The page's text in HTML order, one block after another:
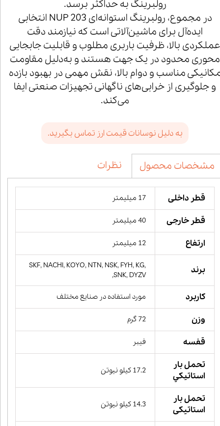
رولبرینگ به حداکثر برسد.
در مجموع، رولبرینگ استوانه‌ای NUP 203 انتخابی
ایده‌آل برای ماشین‌آلاتی است که نیازمند دقت
عملکردی بالا، ظرفیت باربری مطلوب و قابلیت جابجایی
محوری محدود در یک جهت هستند و به‌دلیل مقاومت
مناسب و دوام بالا، نقش مهمی در بهبود بازده
و جلوگیری از خرابی‌های ناگهانی تجهیزات صنعتی ایفا
می‌کند.
به دلیل نوسانات قیمت ارز تماس بگیرید.
مشخصات محصول نظرات
قطر داخلی 17 میلیمتر
قطر خارجی 40 میلیمتر
ارتفاع 12 میلیمتر
برند
SKF, NACHI, KOYO, NTN, NSK, FYH, KG,
SNK, DYZV,
کاربرد مورد استفاده در صنایع مختلف
وزن 72 گرم
قفسه فیبر
تحمل بار
استاتيكي
17.2 کیلو نیوتن
تحمل بار
استاتیکی
14.3 کیلو نیوتن